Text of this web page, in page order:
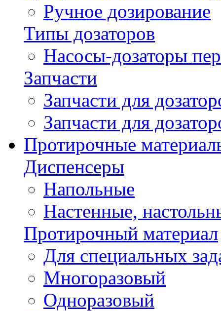
Ручное дозирование
Типы дозаторов
Насосы-дозаторы
Запчасти
Запчасти для
Запчасти для
Протирочные
Диспенсеры
Напольные
Настенные,
Протирочный материал
Для специальных
Многоразовый
Одноразовый